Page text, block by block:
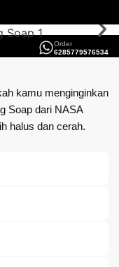
Order
6285779576534
kamu menginginkan
Soap dari NASA
halus dan cerah.